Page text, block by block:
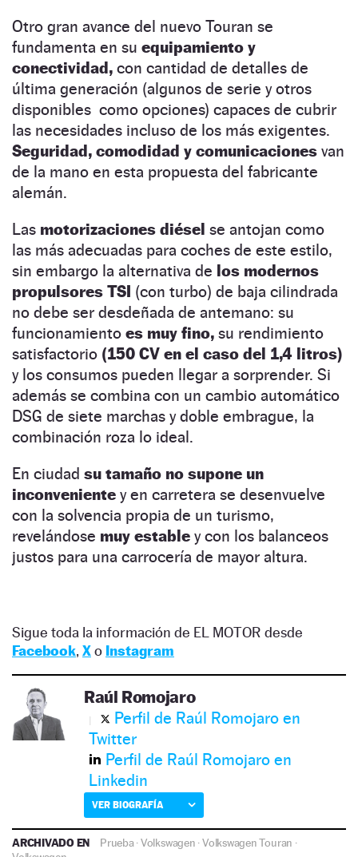
Otro gran avance del nuevo Touran se
fundamenta en su equipamiento y
conectividad, con cantidad de detalles de
última generación (algunos de serie y otros
disponibles como opciones) capaces de cubrir
las necesidades incluso de los más exigentes.
Seguridad, comodidad y comunicaciones van
de la mano en esta propuesta del fabricante
alemán.
Las motorizaciones diésel se antojan como
las más adecuadas para coches de este estilo,
sin embargo la alternativa de los modernos
propulsores TSI (con turbo) de baja cilindrada
no debe ser desdeñada de antemano: su
funcionamiento es muy fino, su rendimiento
satisfactorio (150 CV en el caso del 1,4 litros)
y los consumos pueden llegar a sorprender. Si
además se combina con un cambio automático
DSG de siete marchas y doble embrague, la
combinación roza lo ideal.
En ciudad su tamaño no supone un
inconveniente y en carretera se desenvuelve
con la solvencia propia de un turismo,
revelándose muy estable y con los balanceos
justos para una carrocería de mayor altura.
Sigue toda la información de EL MOTOR desde
Facebook, Xo Instagram
Raúl Romojaro
Perfil de Raúl Romojaro en
Twitter
Perfil de Raúl Romojaro en
Linkedin
VER BIOGRAFÍA
ARCHIVADO EN Prueba·Volkswagen ·Volkswagen Touran ·